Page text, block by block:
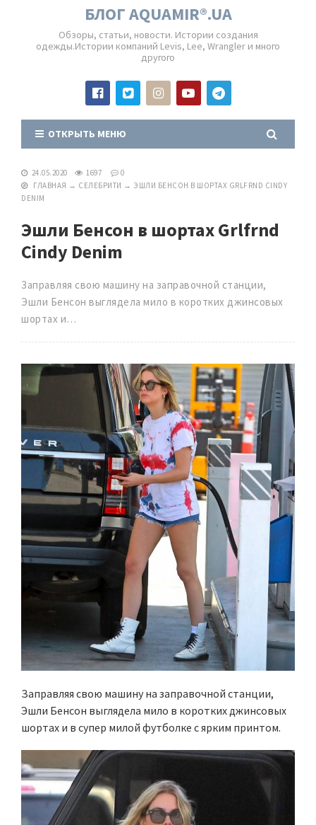
БЛОГ AQUAMIR®.UA
Обзоры, статьи, новости. Истории создания
одежды.Истории компаний Levis, Lee, Wrangler и много
другого
ОТКРЫТЬ МЕНЮ
24.05.2020 1697
0
ГЛАВНАЯ → СЕЛЕБРИТИ → ЭШЛИ БЕНСОН В ШОРТАХ GRLFRND CINDY
DENIM
Эшли Бенсон в шортах Grlfrnd
Cindy Denim
Заправляя свою машину на заправочной станции,
Эшли Бенсон выглядела мило в коротких джинсовых
шортах и…
Заправляя свою машину на заправочной станции,
Эшли Бенсон выглядела мило в коротких джинсовых
шортах и в супер милой футболке с ярким принтом.